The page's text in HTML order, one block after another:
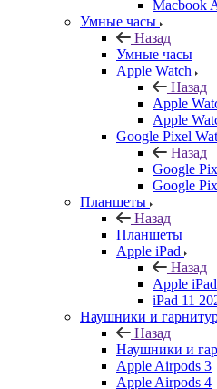
Macbook
Умные часы
Назад
Умные часы
Apple Watch
Назад
Apple
Apple
Google Pixel
Назад
Google
Google
Планшеты
Назад
Планшеты
Apple iPad
Назад
Apple iPad
iPad 11
Наушники и
Назад
Наушники и
Apple Airpods 3
Apple Airpods 4